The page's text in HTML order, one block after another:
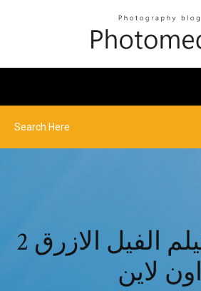
مشاهدة فيلم الفيل الازرق 2
اون لاين